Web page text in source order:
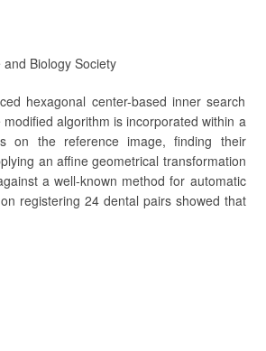
Biology Society
hexagonal center-based inner search
algorithm is incorporated within a
on the reference image, finding their
an affine geometrical transformation
a well-known method for automatic
registering 24 dental pairs showed that